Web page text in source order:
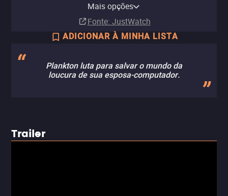
Mais opções
Fonte: JustWatch
ADICIONAR À MINHA LISTA
Plankton luta para salvar o mundo da
loucura de sua esposa-computador.
Trailer